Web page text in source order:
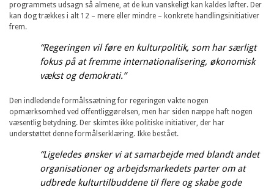
programmets udsagn så almene, at de kun vanskeligt kan kaldes løfter. Der
kan dog trækkes i alt 12 – mere eller mindre – konkrete handlingsinitiativer
frem.
“Regeringen vil føre en kulturpolitik, som har særligt
fokus på at fremme internationalisering, økonomisk
vækst og demokrati.”
Den indledende formålssætning for regeringen vakte nogen
opmærksomhed ved offentliggørelsen, men har siden næppe haft nogen
væsentlig betydning. Der skimtes ikke politiske initiativer, der har
understøttet denne formålserklæring. Ikke bestået.
“Ligeledes ønsker vi at samarbejde med blandt andet
organisationer og arbejdsmarkedets parter om at
udbrede kulturtilbuddene til flere og skabe gode